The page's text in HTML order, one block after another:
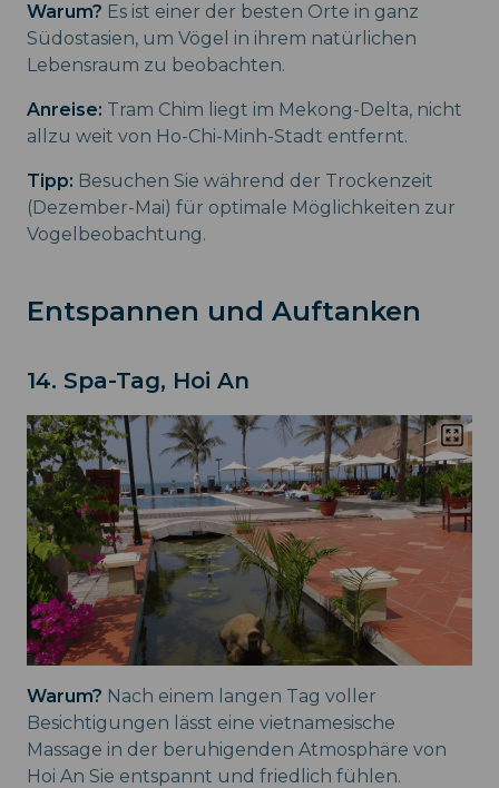
Warum? Es ist einer der besten Orte in ganz
Südostasien, um Vögel in ihrem natürlichen
Lebensraum zu beobachten.
Anreise: Tram Chim liegt im Mekong-Delta, nicht
allzu weit von Ho-Chi-Minh-Stadt entfernt.
Tipp: Besuchen Sie während der Trockenzeit
(Dezember-Mai) für optimale Möglichkeiten zur
Vogelbeobachtung.
Entspannen und Auftanken
14. Spa-Tag, Hoi An
Warum? Nach einem langen Tag voller
Besichtigungen lässt eine vietnamesische
Massage in der beruhigenden Atmosphäre von
Hoi An Sie entspannt und friedlich fühlen.